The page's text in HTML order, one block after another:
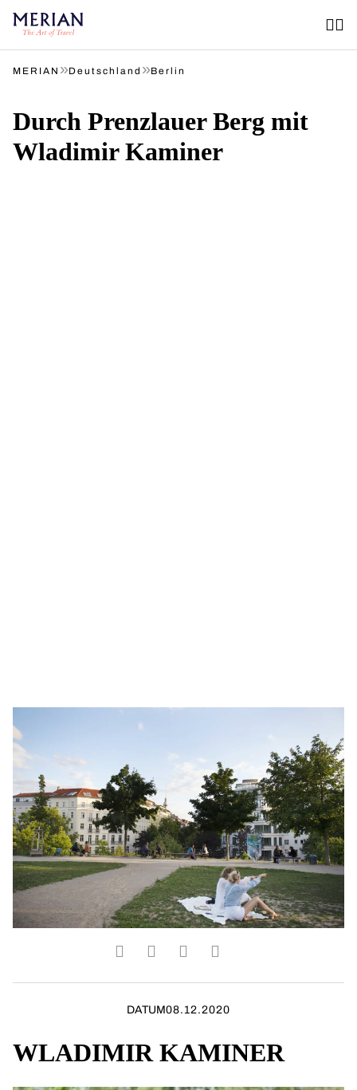
MERIAN »Deutschland »Berlin
Durch Prenzlauer Berg mit
Wladimir Kaminer
DATUM08.12.2020
WLADIMIR KAMINER